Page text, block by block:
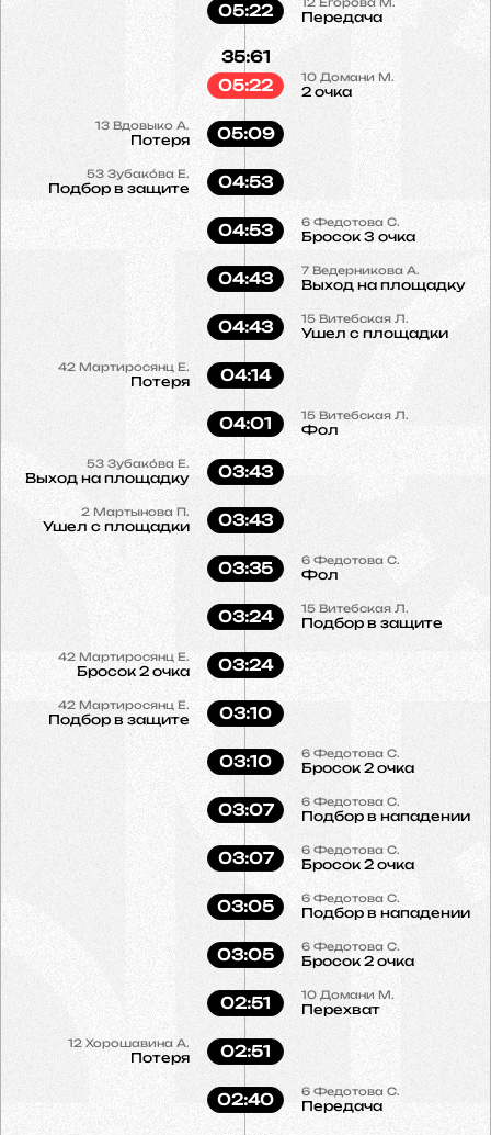
Передача
05:22
10 Домани М.
2 очка
35:61
05:22
13 Вдовыко А.
Потеря 05:09
53 Зубако́ва Е.
Подбор в защите 04:53
6 Федотова С.
Бросок 3 очка
04:53
7 Ведерникова А.
Выход на площадку
04:43
15 Витебская Л.
Ушел с площадки
04:43
42 Мартиросянц Е.
Потеря 04:14
15 Витебская Л.
Фол
04:01
53 Зубако́ва Е.
Выход на площадку 03:43
2 Мартынова П.
Ушел с площадки 03:43
6 Федотова С.
Фол
03:35
15 Витебская Л.
Подбор в защите
03:24
42 Мартиросянц Е.
Бросок 2 очка 03:24
42 Мартиросянц Е.
Подбор в защите 03:10
6 Федотова С.
Бросок 2 очка
03:10
6 Федотова С.
Подбор в нападении
03:07
6 Федотова С.
Бросок 2 очка
03:07
6Федотова С.
Подбор в нападении
03:05
6 Федотова С.
Бросок 2 очка
03:05
10 Домани М.
Перехват
02:51
12Хорошавина А.
Потеря 02:51
6 Федотова С.
Передача
02:40